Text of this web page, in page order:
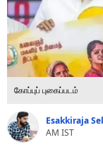
போட்டோ கேலரி
கோப்புப் புகைப்படம்
Esakkiraja
AM IST